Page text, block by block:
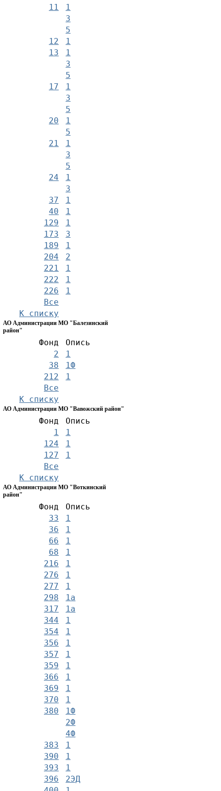
11
1
3
5
12
1
13
1
3
5
17
1
3
5
20
1
5
21
1
3
5
24
1
3
37
1
40
129
1
173
1
189
3
204
1
2
221
1
222
1
226
1
Все
К списку
АО Администрации МО "Балезинский
район"
Фонд
Опись
2
1
38
1Ф
212
1
Все
К списку
АО Администрации МО "Вавожский район"
Фонд
Опись
1
1
124
1
127
1
Все
К списку
АО Администрации МО "Воткинский
район"
Фонд
Опись
33
1
36
1
66
1
68
1
216
1
276
1
277
1
298
1а
317
1а
344
1
354
1
356
1
357
1
359
1
366
1
369
1
370
1
380
1Ф
2Ф
4Ф
383
1
390
1
393
1
396
2ЭД